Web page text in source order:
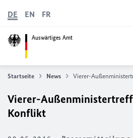
Auswärtiges Amt
DE EN FR
Startseite News Vierer-
Vierer-
Konflikt